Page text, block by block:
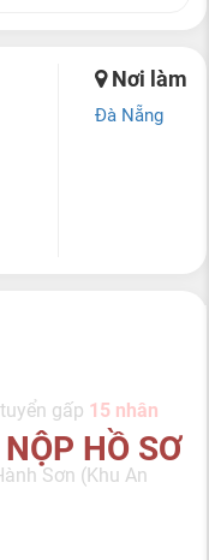
Nơi làm
Đà Nẵng
HỒ SƠ
gấp 15 nhân
Sơn (Khu An